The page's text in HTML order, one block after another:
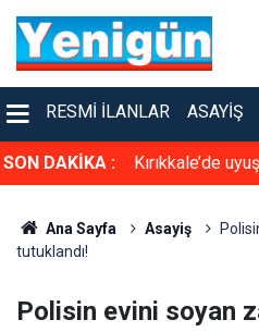
RESMI İLANLAR ASAYIŞ
SON DAKİKA :
sinema keyfi Kırıkkale’de
Ana Sayfa Asayiş
tutuklandı!
Polisin evini soyan